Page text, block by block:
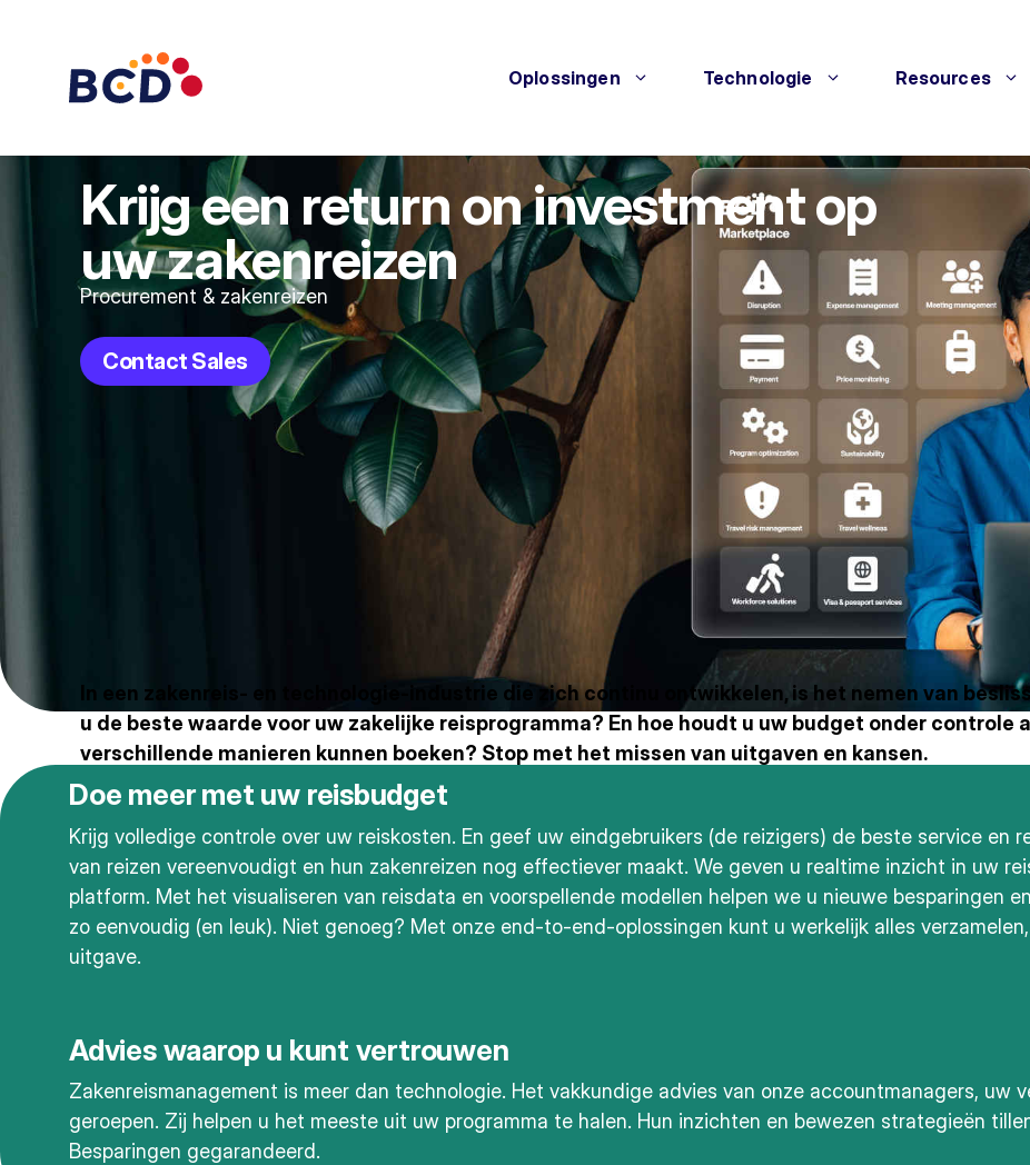
Oplossingen Technologie Resources
Krijg een return on investment op
uw zakenreizen
Procurement & zakenreizen
Contact Sales
In een zakenreis- en technologie-industrie die zich continu ontwikkelen, is het nemen van
u de beste waarde voor uw zakelijke reisprogramma? En hoe houdt u uw budget onder controle
verschillende manieren kunnen boeken? Stop met het missen van uitgaven en kansen.
Doe meer met uw reisbudget
Krijg volledige controle over uw reiskosten. En geef uw eindgebruikers (de reizigers) de beste service en
van reizen vereenvoudigt en hun zakenreizen nog effectiever maakt. We geven u realtime inzicht in uw
platform. Met het visualiseren van reisdata en voorspellende modellen helpen we u nieuwe besparingen
zo eenvoudig (en leuk). Niet genoeg? Met onze end-to-end-oplossingen kunt u werkelijk alles
uitgave.
Advies waarop u kunt vertrouwen
Zakenreismanagement is meer dan technologie. Het vakkundige advies van onze accountmanagers, uw
geroepen. Zij helpen u het meeste uit uw programma te halen. Hun inzichten en bewezen strategieën
Besparingen gegarandeerd.